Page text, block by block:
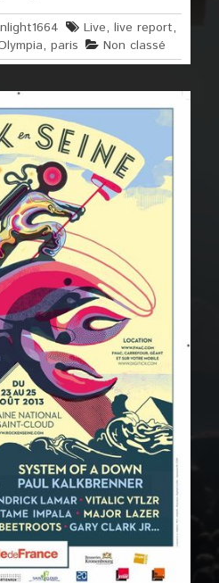
Live, live report,
,paris Non classé